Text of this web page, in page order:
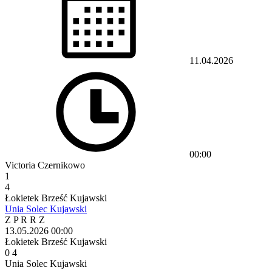
11.04.2026
00:00
Victoria Czernikowo
1
4
Łokietek Brześć Kujawski
Unia Solec Kujawski
Z PR R Z
13.05.2026 00:00
Łokietek Brześć Kujawski
0 4
Unia Solec Kujawski